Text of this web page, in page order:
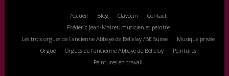
Accueil Blog Clavecin
Contact
Frédéric Jean-Mairet, musicien et peintre
Les trois orgues de l’ancienne Abbaye de Bellelay /BE Suisse
Musique privée
Orgue
Orgues de l’ancienne Abbaye de Bellelay
Peintures
Peintures en travail